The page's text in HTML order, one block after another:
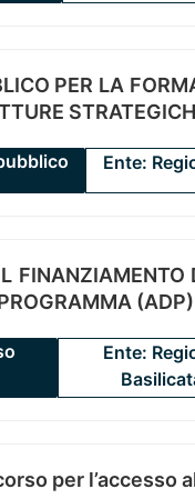
PER LA
Ente:
Ente:
per